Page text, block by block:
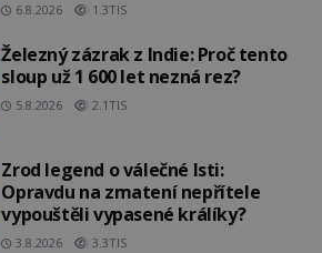
6.8.2026 1.3TIS
Železný zázrak z Indie: Proč tento
sloup už 1 600 let nezná rez?
5.8.2026 2.1TIS
Zrod legend o válečné lsti:
Opravdu na zmatení nepřítele
vypouštěli vypasené králíky?
3.8.2026 3.3TIS